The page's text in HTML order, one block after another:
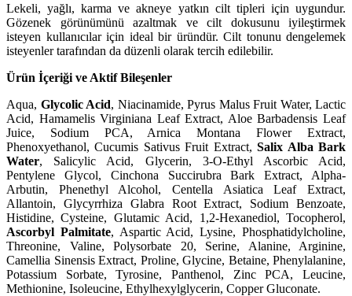
Lekeli, yağlı, karma ve akneye yatkın cilt tipleri için uygundur.
Gözenek görünümünü azaltmak ve cilt dokusunu iyileştirmek
isteyen kullanıcılar için ideal bir üründür. Cilt tonunu dengelemek
isteyenler tarafından da düzenli olarak tercih edilebilir.
Ürün İçeriği ve Aktif Bileşenler
Aqua, Glycolic Acid, Niacinamide, Pyrus Malus Fruit Water, Lactic
Acid, Hamamelis Virginiana Leaf Extract, Aloe Barbadensis Leaf
Juice, Sodium PCA, Arnica Montana Flower Extract,
Phenoxyethanol, Cucumis Sativus Fruit Extract,Salix Alba Bark
Water, Salicylic Acid, Glycerin, 3-O-Ethyl Ascorbic Acid,
Pentylene Glycol, Cinchona Succirubra Bark Extract, Alpha-
Arbutin, Phenethyl Alcohol, Centella Asiatica Leaf Extract,
Allantoin, Glycyrrhiza Glabra Root Extract, Sodium Benzoate,
Histidine, Cysteine, Glutamic Acid, 1,2-Hexanediol, Tocopherol,
Ascorbyl Palmitate, Aspartic Acid, Lysine, Phosphatidylcholine,
Threonine, Valine, Polysorbate 20, Serine, Alanine, Arginine,
Camellia Sinensis Extract, Proline, Glycine, Betaine, Phenylalanine,
Potassium Sorbate, Tyrosine, Panthenol, Zinc PCA, Leucine,
Methionine, Isoleucine, Ethylhexylglycerin, Copper Gluconate.